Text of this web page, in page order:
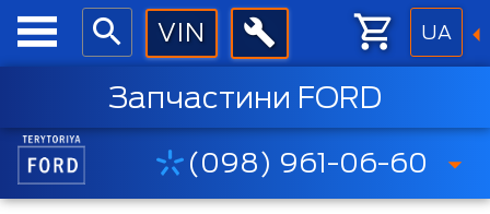
UA
Запчастини FORD
(098) 961-06-60